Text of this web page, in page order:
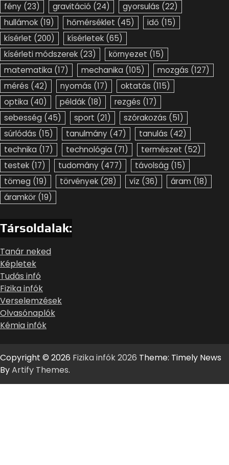
fény (23) gravitáció (24) gyorsulás (22)
hullámok (19) hőmérséklet (45) idő (15)
kísérlet (200) kísérletek (65)
kísérleti módszerek (23) környezet (15)
matematika (17) mechanika (105) mozgás (127)
mérés (42) nyomás (17) oktatás (115)
optika (40) példák (18) rezgés (17)
sebesség (45) sport (21) szórakozás (51)
súrlódás (15) tanulmány (47) tanulás (42)
technika (17) technológia (71) természet (52)
testek (17) tudomány (477) távolság (15)
tömeg (19) törvények (28) víz (36) áram (18)
áramkör (19)
Társoldalak:
Tanár neked
Képletek
Tudás infó
Fizika infók
Verselemzések
Olvasónaplók
Kémia infók
Copyright © 2026 Fizika infók 2026 Theme: Timely News
ByArtify Themes.